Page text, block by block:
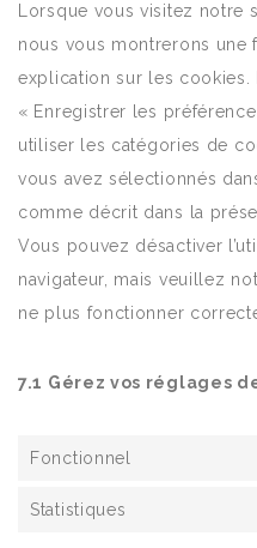
Lorsque vous visitez notre
nous vous montrerons une
explication sur les
« Enregistrer les
utiliser les catégories de
vous avez sélectionnés
comme décrit dans la
Vous pouvez désactiver
navigateur, mais veuillez
ne plus fonctionner
7.1 Gérez vos réglages
Fonctionnel
Statistiques